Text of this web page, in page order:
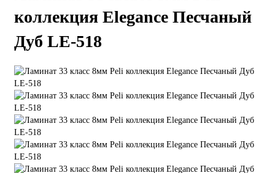
коллекция Elegance Песчаный
Дуб LE-518